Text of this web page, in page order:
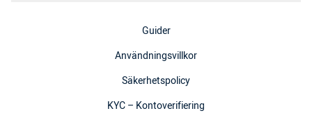
Guider
Användningsvillkor
Säkerhetspolicy
KYC – Kontoverifiering